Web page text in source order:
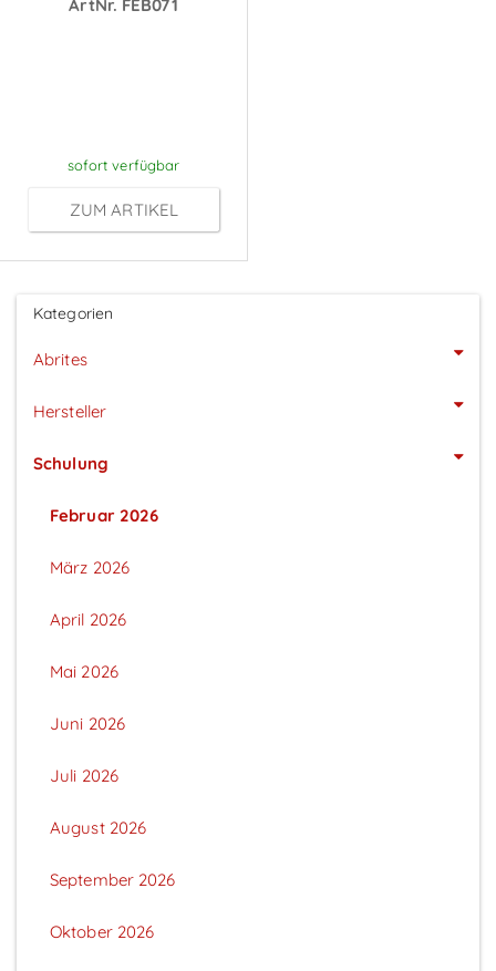
ArtNr. FEB071
sofort verfügbar
ZUM ARTIKEL
Kategorien
Abrites
Hersteller
Schulung
Februar 2026
März 2026
April 2026
Mai 2026
Juni 2026
Juli 2026
August 2026
September 2026
Oktober 2026